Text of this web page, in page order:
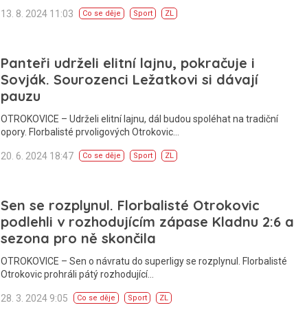
13. 8. 2024 11:03 Co se děje Sport ZL
Panteři udrželi elitní lajnu, pokračuje i
Sovják. Sourozenci Ležatkovi si dávají
pauzu
OTROKOVICE – Udrželi elitní lajnu, dál budou spoléhat na tradiční
opory. Florbalisté prvoligových Otrokovic…
20. 6. 2024 18:47 Co se děje Sport ZL
Sen se rozplynul. Florbalisté Otrokovic
podlehli v rozhodujícím zápase Kladnu 2:6 a
sezona pro ně skončila
OTROKOVICE – Sen o návratu do superligy se rozplynul. Florbalisté
Otrokovic prohráli pátý rozhodující…
28. 3. 2024 9:05 Co se děje Sport ZL